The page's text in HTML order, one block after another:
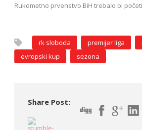
Rukometno prvenstvo BiH trebalo bi
rk sloboda premijer liga
evropski kup
sezona
Share Post: